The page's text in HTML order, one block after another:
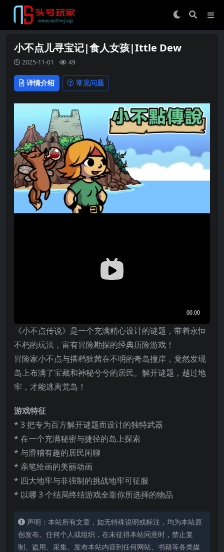
小不点儿寻宝记|食人女孩|Ittle Dew
2025-11-01 49
详情介绍 常见问题
《小不点传说》是一个充满精心设计的谜题，带着永恒
不朽的玩法，富有冒险勘探的经典历险游戏！
冒险家小不点与搭档狄茜在不明的奇岛撞岸，竟然发现
岛上布满了宝藏和神秘兮兮的居民。解开谜题，越过地
牢，才能逃离荒岛！
游戏特征
* 3 把专为百方解开谜题而设计的独特武器
* 在一个充满秘密与捷径的岛上探索
* 与滑稽有趣的居民闲聊
* 亲笔绘画的美丽动画
* 四大地牢与非强制的挑战地牢可征服
* 以哪 3 个结局终结游戏全靠你所选择的物品
声明：本站所有文章，如无特殊说明或标注，均为本站原
创发布。任何个人或组织，在未征得本站同意时，禁止复
制、盗用、采集、发布本站内容到任何网站、书籍等各类媒